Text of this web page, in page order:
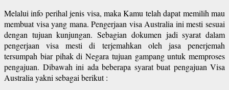
Melalui info perihal jenis visa, maka Kamu telah dapat memilih mau
membuat visa yang mana. Pengerjaan visa Australia ini mesti sesuai
dengan tujuan kunjungan. Sebagian dokumen jadi syarat dalam
pengerjaan visa mesti di terjemahkan oleh jasa penerjemah
tersumpah biar pihak di Negara tujuan gampang untuk memproses
pengajuan. Dibawah ini ada beberapa syarat buat pengajuan Visa
Australia yakni sebagai berikut :